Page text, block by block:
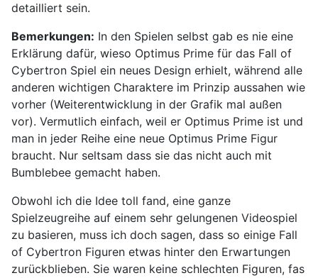
detailliert sein.
Bemerkungen: In den Spielen selbst gab es nie eine
Erklärung dafür, wieso Optimus Prime für das Fall of
Cybertron Spiel ein neues Design erhielt, während alle
anderen wichtigen Charaktere im Prinzip aussahen wie
vorher (Weiterentwicklung in der Grafik mal außen
vor). Vermutlich einfach, weil er Optimus Prime ist und
man in jeder Reihe eine neue Optimus Prime Figur
braucht. Nur seltsam dass sie das nicht auch mit
Bumblebee gemacht haben.
Obwohl ich die Idee toll fand, eine ganze
Spielzeugreihe auf einem sehr gelungenen Videospiel
zu basieren, muss ich doch sagen, dass so einige Fall
of Cybertron Figuren etwas hinter den Erwartungen
zurückblieben. Sie waren keine schlechten Figuren, fas